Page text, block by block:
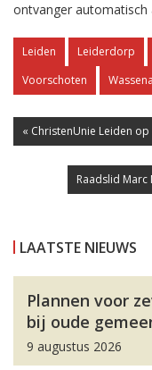
ontvanger automatisch
Leiden Leiderdorp
Voorschoten
« ChristenUnie Leiden
Raadslid
LAATSTE NIEUWS
Plannen voor
bij oude
9 augustus 2026